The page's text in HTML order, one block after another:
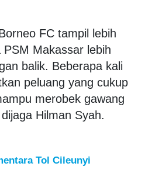
FC tampil lebih
Makassar lebih
balik. Beberapa kali
peluang yang cukup
merobek gawang
Hilman Syah.
Tol Cileunyi